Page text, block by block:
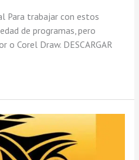
Para trabajar con estos
de programas, pero
Corel Draw. DESCARGAR